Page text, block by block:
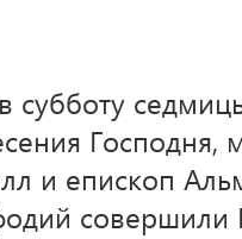
субботу
Господня,
и епископ